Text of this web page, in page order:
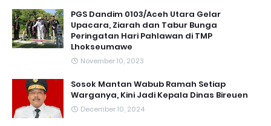
PGS Dandim 0103/Aceh Utara Gelar
Upacara, Ziarah dan Tabur Bunga
Peringatan Hari Pahlawan di TMP
Lhokseumawe
November 10, 2023
Sosok Mantan Wabub Ramah Setiap
Warganya, Kini Jadi Kepala Dinas Bireuen
December 10, 2024